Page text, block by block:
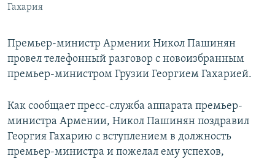
Гахария
Премьер-министр Армении Никол Пашинян
провел телефонный разговор с новоизбранным
премьер-министром Грузии Георгием Гахарией.
Как сообщает пресс-служба аппарата премьер-
министра Армении, Никол Пашинян поздравил
Георгия Гахарию с вступлением в должность
премьер-министра и пожелал ему успехов,